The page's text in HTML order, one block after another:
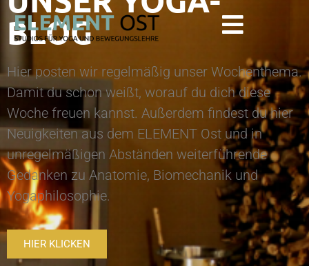
BLOG
Hier posten wir regelmäßig unser Wochenthema.
Damit du schon weißt, worauf du dich diese
Woche freuen kannst. Außerdem findest du hier
Neuigkeiten aus dem ELEMENT Ost und in
unregelmäßigen Abständen weiterführende
Gedanken zu Anatomie, Biomechanik und
Yogaphilosophie.
HIER KLICKEN